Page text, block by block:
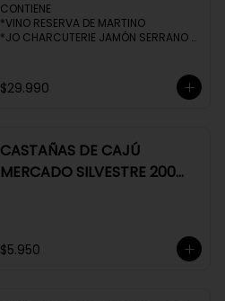
CONTIENE
*VINO RESERVA DE MARTINO
*JO CHARCUTERIE JAMÓN SERRANO
*HENAFF MOUSSE DE CANARD
*NAT CRACKERS PEQUEÑAS
$29.990
CASTAÑAS DE CAJÚ
MERCADO SILVESTRE 200
$5.950